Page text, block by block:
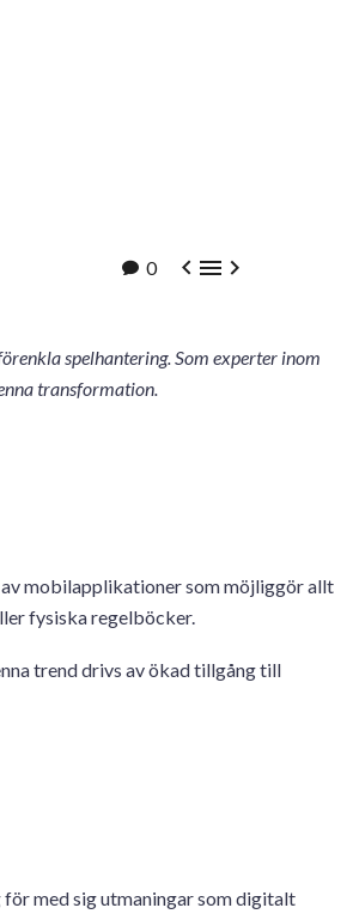
0 
spelhantering. Som experter inom
transformation.
mobilapplikationer som möjliggör allt
fysiska regelböcker.
trend drivs av ökad tillgång till
med sig utmaningar som digitalt